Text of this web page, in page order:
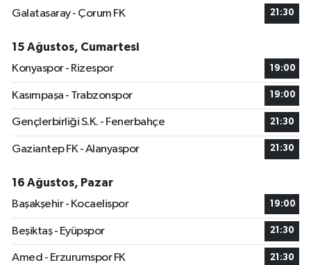
Galatasaray - Çorum FK
21:30
15 Ağustos, Cumartesi
Konyaspor - Rizespor
19:00
Kasımpaşa - Trabzonspor 19:00
Gençlerbirliği S.K. - Fenerbahçe 21:30
Gaziantep FK - Alanyaspor 21:30
16 Ağustos, Pazar
Başakşehir - Kocaelispor
19:00
Beşiktaş - Eyüpspor 21:30
Amed - Erzurumspor FK 21:30